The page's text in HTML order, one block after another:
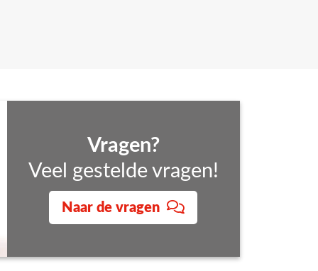
als organisatie.
Vragen?
Veel gestelde vragen!
Naar de vragen